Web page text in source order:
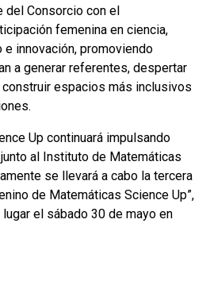
del Consorcio con el
femenina en ciencia,
innovación, promoviendo
a generar referentes, despertar
espacios más inclusivos
Up continuará impulsando
al Instituto de Matemáticas
se llevará a cabo la tercera
de Matemáticas Science Up”,
el sábado 30 de mayo en